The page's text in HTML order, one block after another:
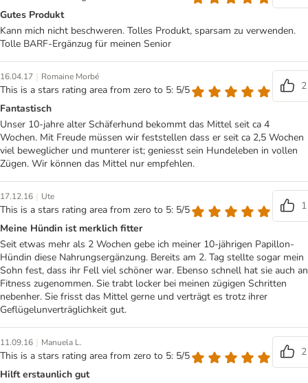
Gutes Produkt
Kann mich nicht beschweren. Tolles Produkt, sparsam zu verwenden.
Tolle BARF-Ergänzug für meinen Senior
16.04.17 | Romaine Morbé
This is a stars rating area from zero to 5: 5/5
2
Fantastisch
Unser 10-jahre alter Schäferhund bekommt das Mittel seit ca 4
Wochen. Mit Freude müssen wir feststellen dass er seit ca 2,5 Wochen
viel beweglicher und munterer ist; geniesst sein Hundeleben in vollen
Zügen. Wir können das Mittel nur empfehlen.
17.12.16 | Ute
This is a stars rating area from zero to 5: 5/5
1
Meine Hündin ist merklich fitter
Seit etwas mehr als 2 Wochen gebe ich meiner 10-jährigen Papillon-
Hündin diese Nahrungsergänzung. Bereits am 2. Tag stellte sogar mein
Sohn fest, dass ihr Fell viel schöner war. Ebenso schnell hat sie auch an
Fitness zugenommen. Sie trabt locker bei meinen zügigen Schritten
nebenher. Sie frisst das Mittel gerne und verträgt es trotz ihrer
Geflügelunverträglichkeit gut.
11.09.16 | Manuela L.
This is a stars rating area from zero to 5: 5/5
2
Hilft erstaunlich gut